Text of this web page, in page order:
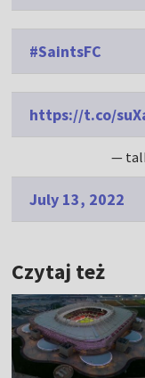
#SaintsFC
https://t.co/
—
July 13, 2022
Czytaj też